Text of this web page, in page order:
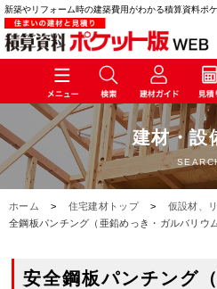
新築やリフォーム時の建築費用がわかる積算資料ポケ
建材・設
ホーム > 住宅建材トップ > 仮設材、
全鋼板パンチング（亜鉛めっき・ガルバリウ
安全鋼板パンチング